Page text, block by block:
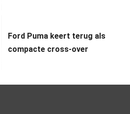
Ford Puma keert terug als
compacte cross-over